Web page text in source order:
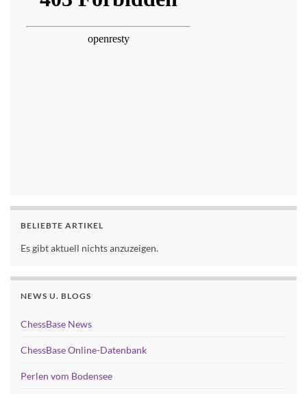
BELIEBTE ARTIKEL
Es gibt aktuell nichts anzuzeigen.
NEWS U. BLOGS
ChessBase News
ChessBase Online-Datenbank
Perlen vom Bodensee